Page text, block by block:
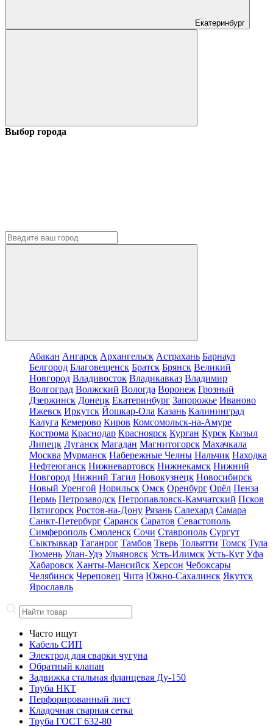
Екатеринбург
Выбор города
Абакан Ангарск Архангельск Астрахань Барнаул
Белгород Благовещенск Братск Брянск Великий
Новгород Владивосток Владикавказ Владимир
Волгоград Волжский Вологда Воронеж Грозный
Дзержинск Донецк Екатеринбург Запорожье Иваново
Ижевск Иркутск Йошкар-Ола Казань Калининград
Калуга Кемерово Киров Комсомольск-на-Амуре
Кострома Краснодар Красноярск Курган Курск Кызыл
Липецк Луганск Магадан Магнитогорск Махачкала
Москва Мурманск Набережные Челны Нальчик Находка
Нефтеюганск Нижневартовск Нижнекамск Нижний
Новгород Нижний Тагил Новокузнецк Новосибирск
Новый Уренгой Норильск Омск Оренбург Орёл Пенза
Пермь Петрозаводск Петропавловск-Камчатский Псков
Пятигорск Ростов-на-Дону Рязань Салехард Самара
Санкт-Петербург Саранск Саратов Севастополь
Симферополь Смоленск Сочи Ставрополь Сургут
Сыктывкар Таганрог Тамбов Тверь Тольятти Томск Тула
Тюмень Улан-Удэ Ульяновск Усть-Илимск Усть-Кут Уфа
Хабаровск Ханты-Мансийск Херсон Чебоксары
Челябинск Череповец Чита Южно-Сахалинск Якутск
Ярославль
Часто ищут
Кабель СИП
Электрод для сварки чугуна
Обратный клапан
Задвижка стальная фланцевая Ду-150
Труба НКТ
Перфорированный лист
Кладочная сварная сетка
Труба ГОСТ 632-80